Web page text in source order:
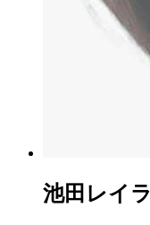
池田レイラ